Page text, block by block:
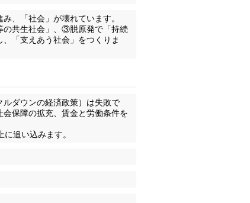
、「社会」が壊れています。
共生社会」、③脱原発で「持続
「支えあう社会」をつくりま
ダウンの経済政策）は失敗で
保障の拡充、賃金と労働条件を
追い込みます。